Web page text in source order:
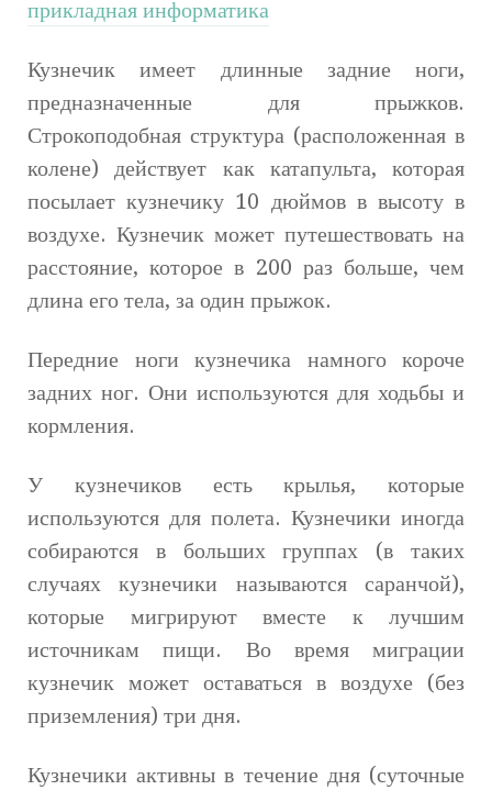
прикладная информатика
Кузнечик имеет длинные задние ноги,
предназначенные для прыжков.
Строкоподобная структура (расположенная в
колене) действует как катапульта, которая
посылает кузнечику 10 дюймов в высоту в
воздухе. Кузнечик может путешествовать на
расстояние, которое в 200 раз больше, чем
длина его тела, за один прыжок.
Передние ноги кузнечика намного короче
задних ног. Они используются для ходьбы и
кормления.
У кузнечиков есть крылья, которые
используются для полета. Кузнечики иногда
собираются в больших группах (в таких
случаях кузнечики называются саранчой),
которые мигрируют вместе к лучшим
источникам пищи. Во время миграции
кузнечик может оставаться в воздухе (без
приземления) три дня.
Кузнечики активны в течение дня (суточные